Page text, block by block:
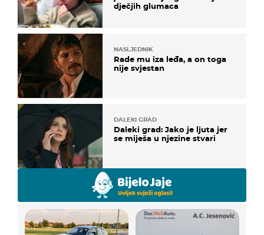
dječjih glumaca
NASLJEDNIK
Rade mu iza leđa, a on toga
nije svjestan
DALEKI GRAD
Daleki grad: Jako je ljuta jer
se miješa u njezine stvari